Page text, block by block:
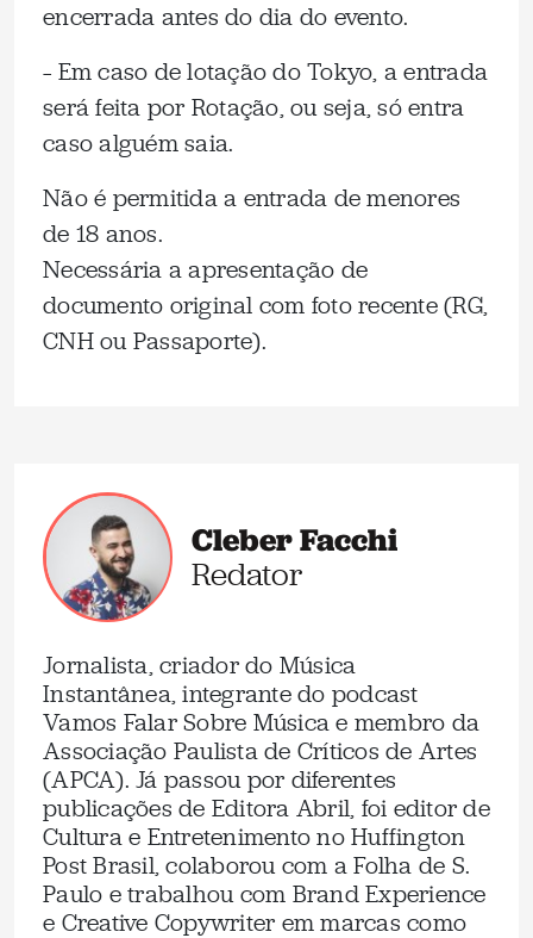
encerrada antes do dia do evento.
– Em caso de lotação do Tokyo, a entrada
será feita por Rotação, ou seja, só entra
caso alguém saia.
Não é permitida a entrada de menores
de 18 anos.
Necessária a apresentação de
documento original com foto recente (RG,
CNH ou Passaporte).
Cleber Facchi
Redator
Jornalista, criador do Música
Instantânea, integrante do podcast
Vamos Falar Sobre Música e membro da
Associação Paulista de Críticos de Artes
(APCA). Já passou por diferentes
publicações de Editora Abril, foi editor de
Cultura e Entretenimento no Huffington
Post Brasil, colaborou com a Folha de S.
Paulo e trabalhou com Brand Experience
e Creative Copywriter em marcas como